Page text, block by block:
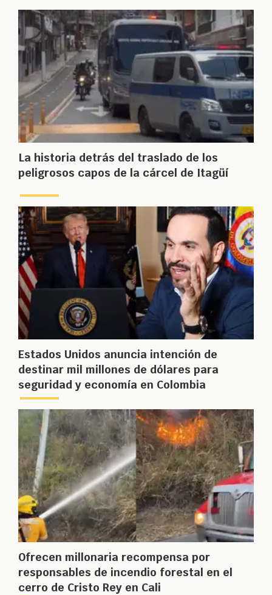
La historia detrás del traslado de los
peligrosos capos de la cárcel de Itagüí
Estados Unidos anuncia intención de
destinar mil millones de dólares para
seguridad y economía en Colombia
Ofrecen millonaria recompensa por
responsables de incendio forestal en el
cerro de Cristo Rey en Cali